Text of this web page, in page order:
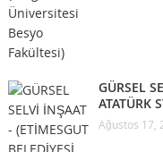
GÜRSEL
ATATÜRK
Ağustos 17,